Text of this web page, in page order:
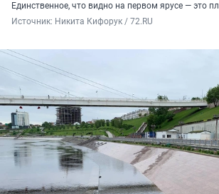
Единственное, что видно на первом ярусе — это
Источник: Никита Кифорук / 72.RU